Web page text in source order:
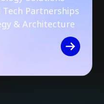
Partnerships
& Architecture